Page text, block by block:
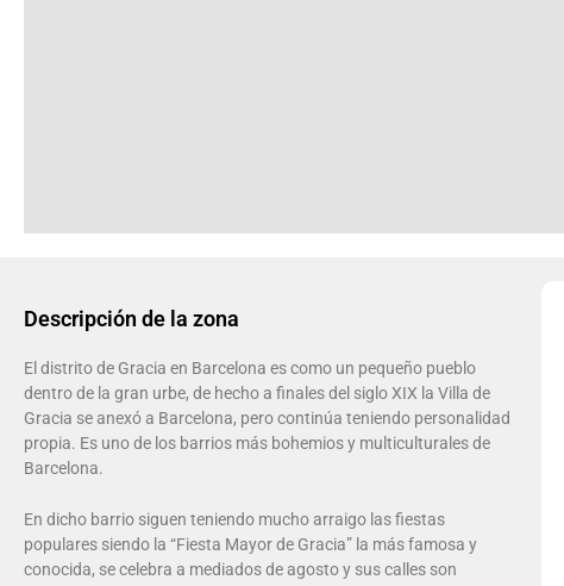
Descripción de la zona
El distrito de Gracia en Barcelona es como un pequeño pueblo
dentro de la gran urbe, de hecho a finales del siglo XIX la Villa de
Gracia se anexó a Barcelona, pero continúa teniendo personalidad
propia. Es uno de los barrios más bohemios y multiculturales de
Barcelona.
En dicho barrio siguen teniendo mucho arraigo las fiestas
populares siendo la “Fiesta Mayor de Gracia” la más famosa y
conocida, se celebra a mediados de agosto y sus calles son